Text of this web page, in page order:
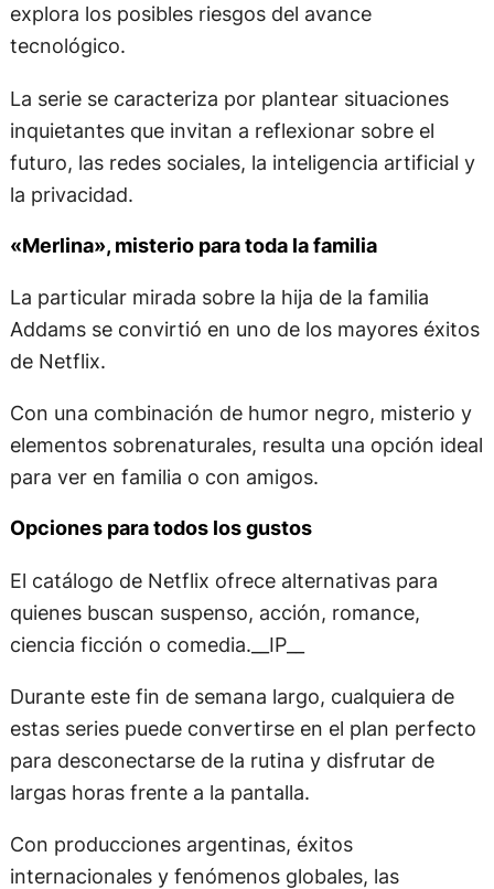
explora los posibles riesgos del avance
tecnológico.
La serie se caracteriza por plantear situaciones
inquietantes que invitan a reflexionar sobre el
futuro, las redes sociales, la inteligencia artificial y
la privacidad.
«Merlina», misterio para toda la familia
La particular mirada sobre la hija de la familia
Addams se convirtió en uno de los mayores éxitos
de Netflix.
Con una combinación de humor negro, misterio y
elementos sobrenaturales, resulta una opción ideal
para ver en familia o con amigos.
Opciones para todos los gustos
El catálogo de Netflix ofrece alternativas para
quienes buscan suspenso, acción, romance,
ciencia ficción o comedia.__IP__
Durante este fin de semana largo, cualquiera de
estas series puede convertirse en el plan perfecto
para desconectarse de la rutina y disfrutar de
largas horas frente a la pantalla.
Con producciones argentinas, éxitos
internacionales y fenómenos globales, las